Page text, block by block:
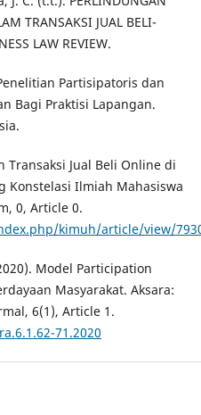
TRANSAKSI JUAL BELI-
LAW REVIEW.
Partisipatoris dan
Bagi Praktisi Lapangan.
Transaksi Jual Beli Online di
Konstelasi Ilmiah Mahasiswa
0, Article 0.
kimuh/article/view/
Model Participation
Masyarakat. Aksara:
6(1), Article 1.
71.2020